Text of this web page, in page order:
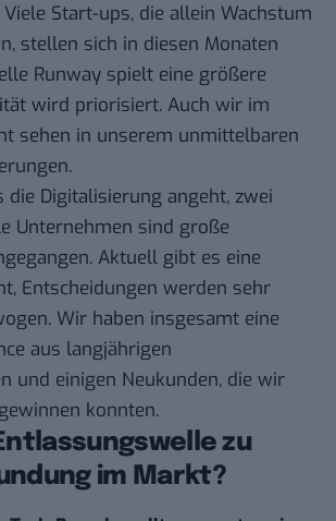
Start-ups, die allein Wachstum
stellen sich in diesen Monaten
Runway spielt eine größere
wird priorisiert. Auch wir im
sehen in unserem unmittelbaren
die Digitalisierung angeht, zwei
Unternehmen sind große
Aktuell gibt es eine
Entscheidungen werden sehr
Wir haben insgesamt eine
aus langjährigen
und einigen Neukunden, die wir
konnten.
zu
im Markt?